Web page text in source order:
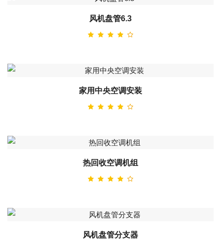
风机盘管6.3
家用中央空调安装
热回收空调机组
风机盘管分支器